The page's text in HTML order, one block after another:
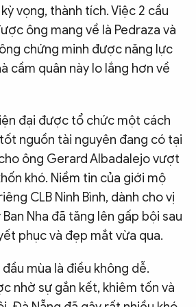
vọng, thành tích. Việc 2 cầu
ông mang về là Pedraza và
chứng minh được năng lực
cầm quân này lo lắng hơn về
đại được tổ chức một cách
nguồn tài nguyên đang có tại
ông Gerard Albadalejo vượt
khó. Niềm tin của giới mộ
CLB Ninh Bình, dành cho vị
Nha đã tăng lên gấp bội sau
phục và đẹp mắt vừa qua.
mùa là điều không dễ.
nhờ sự gắn kết, khiêm tốn và